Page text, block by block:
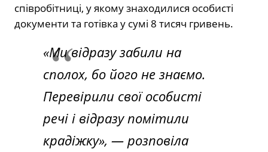
співробітниці, у якому знаходилися особисті
документи та готівка у сумі 8 тисяч гривень.
«Ми відразу забили на
сполох, бо його не знаємо.
Перевірили свої особисті
речі і відразу помітили
крадіжку», — розповіла